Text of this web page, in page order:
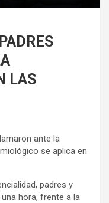
LAS
ante la
se aplica en
padres y
hora, frente a la